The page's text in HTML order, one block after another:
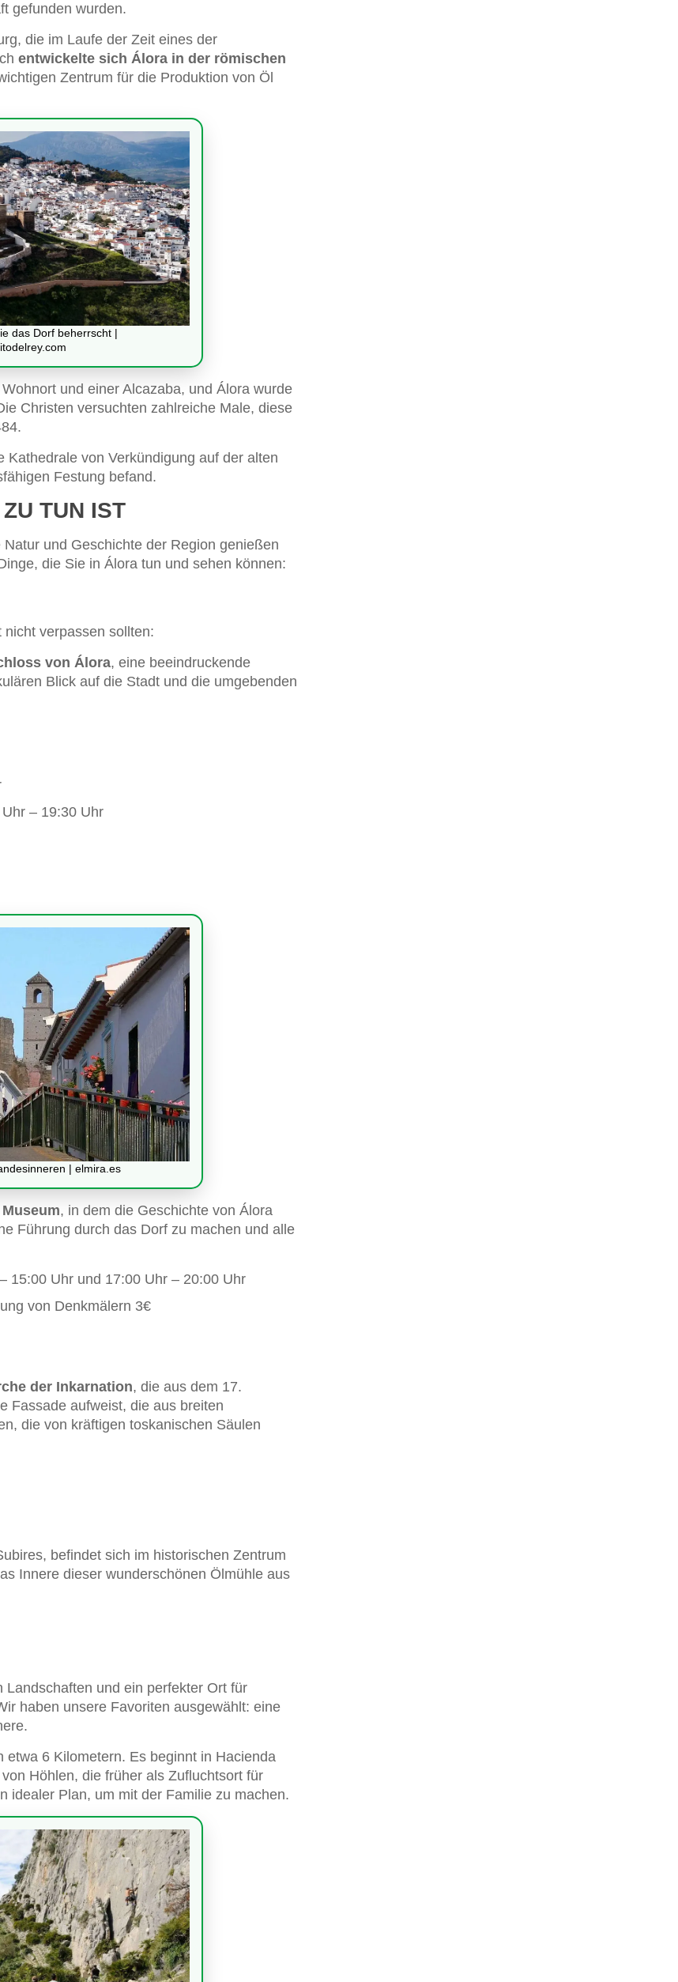
gefunden wurden.
die im Laufe der Zeit eines der
entwickelte sich Álora in der römischen
Zentrum für die Produktion von Öl
das Dorf beherrscht |
und einer Alcazaba, und Álora wurde
Christen versuchten zahlreiche Male, diese
von Verkündigung auf der alten
Festung befand.
TUN IST
und Geschichte der Region genießen
die Sie in Álora tun und sehen können:
verpassen sollten:
von Álora, eine beeindruckende
Blick auf die Stadt und die umgebenden
– 19:30 Uhr
| elmira.es
, in dem die Geschichte von Álora
Führung durch das Dorf zu machen und alle
15:00 Uhr und 17:00 Uhr – 20:00 Uhr
von Denkmälern 3€
der Inkarnation, die aus dem 17.
Fassade aufweist, die aus breiten
die von kräftigen toskanischen Säulen
befindet sich im historischen Zentrum
Innere dieser wunderschönen Ölmühle aus
und ein perfekter Ort für
haben unsere Favoriten ausgewählt: eine
etwa 6 Kilometern. Es beginnt in Hacienda
Höhlen, die früher als Zufluchtsort für
idealer Plan, um mit der Familie zu machen.